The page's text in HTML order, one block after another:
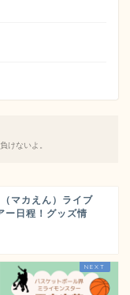
けないよ。
マカえん）ライブ
ー日程！グッズ情